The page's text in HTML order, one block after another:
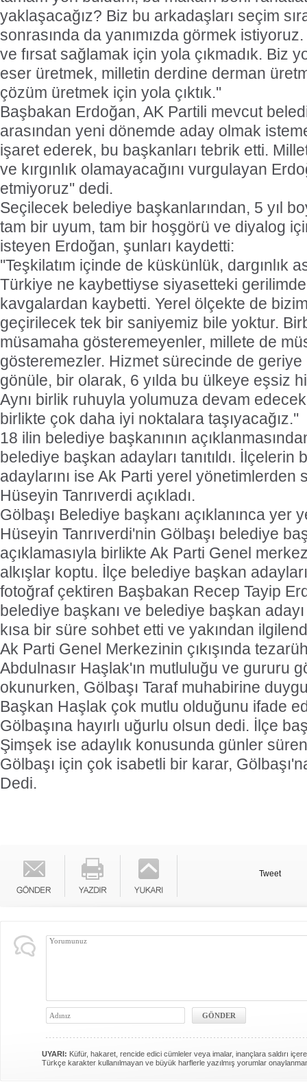
yaklaşacağız? Biz bu arkadaşları seçim
sonrasında da yanımızda görmek
ve fırsat sağlamak için yola çıkmadık. Biz
eser üretmek, milletin derdine derman
çözüm üretmek için yola çıktık.''
Başbakan Erdoğan, AK Partili mevcut
arasından yeni dönemde aday olmak
işaret ederek, bu başkanları tebrik etti.
ve kırgınlık olamayacağını vurgulayan
etmiyoruz'' dedi.
Seçilecek belediye başkanlarından, 5 yıl
tam bir uyum, tam bir hoşgörü ve diyalog
isteyen Erdoğan, şunları kaydetti:
''Teşkilatım içinde de küskünlük, dargınlık
Türkiye ne kaybettiyse siyasetteki
kavgalardan kaybetti. Yerel ölçekte de
geçirilecek tek bir saniyemiz bile yoktur.
müsamaha gösteremeyenler, millete de
gösteremezler. Hizmet sürecinde de
gönüle, bir olarak, 6 yılda bu ülkeye eşsiz
Aynı birlik ruhuyla yolumuza devam
birlikte çok daha iyi noktalara taşıyacağız.''
18 ilin belediye başkanının
belediye başkan adayları tanıtıldı. İlçelerin
adaylarını ise Ak Parti yerel yönetimlerden
Hüseyin Tanrıverdi açıkladı.
Gölbaşı Belediye başkanı açıklanınca yer
Hüseyin Tanrıverdi'nin Gölbaşı belediye
açıklamasıyla birlikte Ak Parti Genel
alkışlar koptu. İlçe belediye başkan
fotoğraf çektiren Başbakan Recep Tayip
belediye başkanı ve belediye başkan
kısa bir süre sohbet etti ve yakından
Ak Parti Genel Merkezinin çıkışında
Abdulnasır Haşlak'ın mutluluğu ve gururu
okunurken, Gölbaşı Taraf muhabirine
Başkan Haşlak çok mutlu olduğunu ifade
Gölbaşına hayırlı uğurlu olsun dedi. İlçe
Şimşek ise adaylık konusunda günler
Gölbaşı için çok isabetli bir karar,
Dedi.
Tweet
UYARI: Küfür, hakaret, rencide edici cümleler veya imalar, inançlara saldırı
Türkçe karakter kullanılmayan ve büyük harflerle yazılmış yorumlar